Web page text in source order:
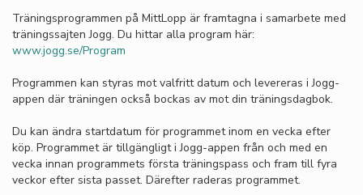
Träningsprogrammen på MittLopp är framtagna i samarbete med
träningssajten Jogg. Du hittar alla program här:
www.jogg.se/Program
Programmen kan styras mot valfritt datum och levereras i Jogg-
appen där träningen också bockas av mot din träningsdagbok.
Du kan ändra startdatum för programmet inom en vecka efter
köp. Programmet är tillgängligt i Jogg-appen från och med en
vecka innan programmets första träningspass och fram till fyra
veckor efter sista passet. Därefter raderas programmet.